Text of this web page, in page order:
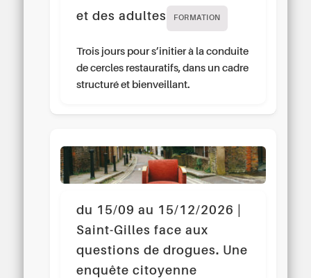
et des adultes
FORMATION
Trois jours pour s’initier à la conduite
de cercles restauratifs, dans un cadre
structuré et bienveillant.
du 15/09 au 15/12/2026 |
Saint-Gilles face aux
questions de drogues. Une
enquête citoyenne